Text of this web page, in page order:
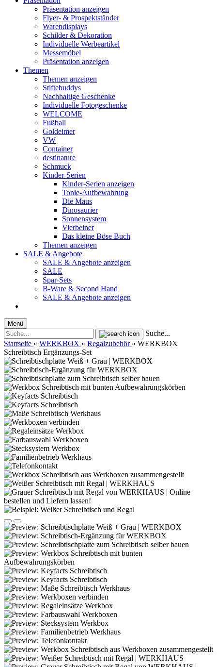
Präsentation anzeigen
Flyer- & Prospektständer
Warendisplays
Schilder & Dekoration
Individuelle Werbeartikel
Messemöbel
Präsentation anzeigen
Themen
Themen anzeigen
Stiftebuddys
Nachhaltige Geschenke
Individuelle Fotogeschenke
WELCOME
Fußball
Goldeimer
VW
Container
destinature
Schmuck
Kinder-Serien
Kinder-Serien anzeigen
Tonie-Aufbewahrung
Die Maus
Dinosaurier
Sonnensystem
Vierbeiner
Das kleine Böse Buch
Themen anzeigen
SALE & Angebote
SALE & Angebote anzeigen
SALE
Spar-Sets
B-Ware & Second Hand
SALE & Angebote anzeigen
Menü
Suche...
Startseite » WERKBOX » Regalzubehör » WERKBOX
Schreibtisch Ergänzungs-Set